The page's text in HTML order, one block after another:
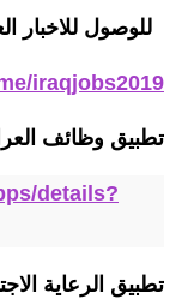
للوصول للاخبار
iraqjobs2019
تطبيق وظائف
details?
تطبيق الرعاية